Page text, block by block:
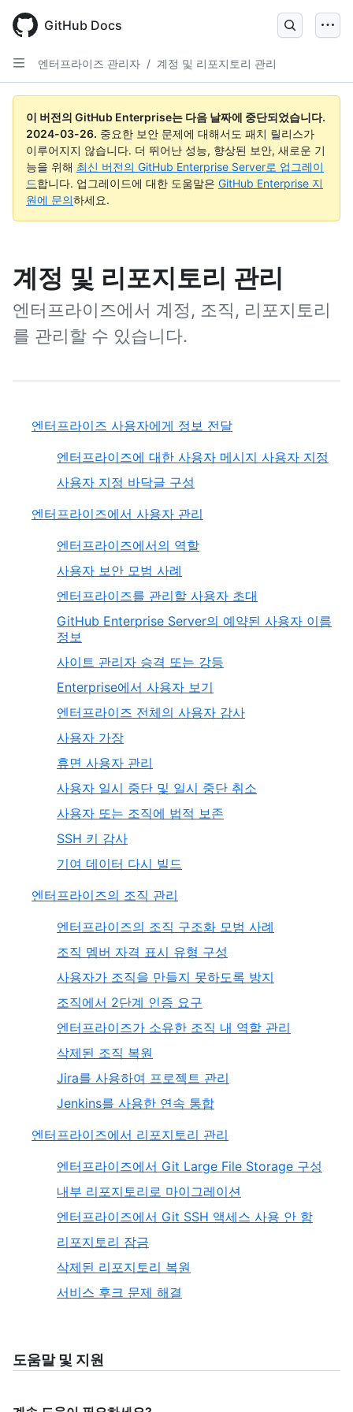
main
content
GitHub Docs
엔터프라이즈 관리자 / 계정 및 리포지토리 관리
이 버전의 GitHub Enterprise는 다음 날짜에 중단되었습니다.
2024-03-26. 중요한 보안 문제에 대해서도 패치 릴리스가
이루어지지 않습니다. 더 뛰어난 성능, 향상된 보안, 새로운 기
능을 위해 최신 버전의 GitHub Enterprise Server로 업그레이
드합니다. 업그레이드에 대한 도움말은 GitHub Enterprise 지
원에 문의하세요.
계정 및 리포지토리 관리
엔터프라이즈에서 계정, 조직, 리포지토리
를 관리할 수 있습니다.
엔터프라이즈 사용자에게 정보 전달
엔터프라이즈에 대한 사용자 메시지 사용자 지정
사용자 지정 바닥글 구성
엔터프라이즈에서 사용자 관리
엔터프라이즈에서의 역할
사용자 보안 모범 사례
엔터프라이즈를 관리할 사용자 초대
GitHub Enterprise Server의 예약된 사용자 이름
정보
사이트 관리자 승격 또는 강등
Enterprise에서 사용자 보기
엔터프라이즈 전체의 사용자 감사
사용자 가장
휴면 사용자 관리
사용자 일시 중단 및 일시 중단 취소
사용자 또는 조직에 법적 보존
SSH 키 감사
기여 데이터 다시 빌드
엔터프라이즈의 조직 관리
엔터프라이즈의 조직 구조화 모범 사례
조직 멤버 자격 표시 유형 구성
사용자가 조직을 만들지 못하도록 방지
조직에서 2단계 인증 요구
엔터프라이즈가 소유한 조직 내 역할 관리
삭제된 조직 복원
Jira를 사용하여 프로젝트 관리
Jenkins를 사용한 연속 통합
엔터프라이즈에서 리포지토리 관리
엔터프라이즈에서 Git Large File Storage 구성
내부 리포지토리로 마이그레이션
엔터프라이즈에서 Git SSH 액세스 사용 안 함
리포지토리 잠금
삭제된 리포지토리 복원
서비스 후크 문제 해결
도움말 및 지원